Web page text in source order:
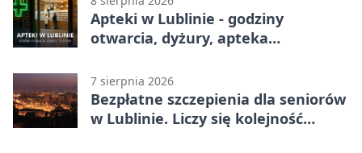
Apteki w Lublinie - godziny
otwarcia, dyżury, apteka
7 sierpnia 2026
Bezpłatne szczepienia dla seniorów
w Lublinie. Liczy się kolejność